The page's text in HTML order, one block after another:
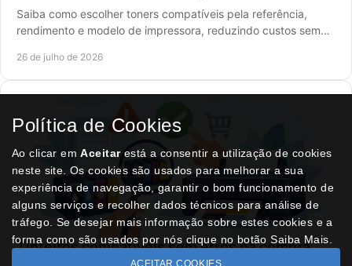
Saiba como escolher toners compatíveis pela referência,
rendimento e modelo de impressora, reduzindo custos sem
26 de julho de 2026
Tinteiros compatíveis sem erros na compra
Política de Cookies
Ao clicar emAceitarestá a consentir a utilização de cookies
neste site. Os cookies são usados para melhorar a sua
experiência de navegação, garantir o bom funcionamento de
alguns serviços e recolher dados técnicos para análise de
tráfego. Se desejar mais informação sobre estes cookies e a
forma como são usados por nós clique no botão Saiba Mais.
ACEITAR COOKIES